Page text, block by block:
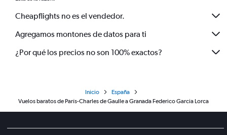
Cheapflights no es el vendedor.
Agregamos montones de datos para ti
¿Por qué los precios no son 100% exactos?
Inicio
España
Vuelos baratos de París-Charles de Gaulle a Granada Federico Garcia Lorca